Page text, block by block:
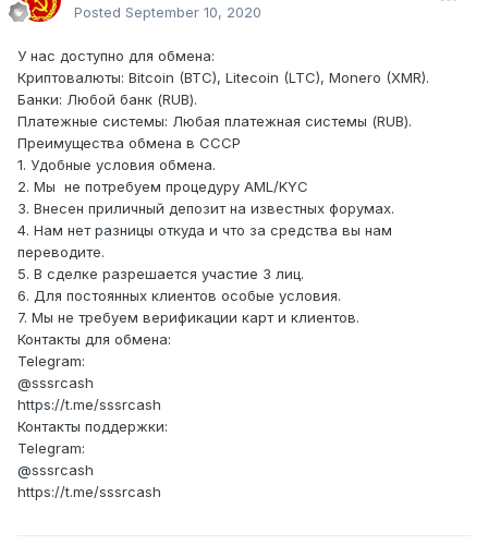
Posted September 10, 2020
У нас доступно для обмена:
Криптовалюты: Bitcoin (BTC), Litecoin (LTC), Monero (XMR).
Банки: Любой банк (RUB).
Платежные системы: Любая платежная системы (RUB).
Преимущества обмена в СССР
1. Удобные условия обмена.
2. Мы не потребуем процедуру AML/KYC
3. Внесен приличный депозит на известных форумах.
4. Нам нет разницы откуда и что за средства вы нам
переводите.
5. В сделке разрешается участие 3 лиц.
6. Для постоянных клиентов особые условия.
7. Мы не требуем верификации карт и клиентов.
Контакты для обмена:
Telegram:
@sssrcash
https://t.me/sssrcash
Контакты поддержки:
Telegram:
@sssrcash
https://t.me/sssrcash